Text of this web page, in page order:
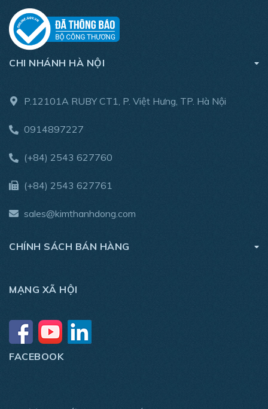
CHI NHÁNH HÀ NỘI
P.12101A RUBY CT1, P. Việt Hưng, TP. Hà Nội
0914897227
(+84) 2543 627760
(+84) 2543 627761
sales@kimthanhdong.com
CHÍNH SÁCH BÁN HÀNG
MẠNG XÃ HỘI
FACEBOOK